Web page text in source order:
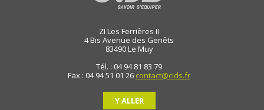
ZI Les Ferrières II
4 Bis Avenue des Genêts
83490Le Muy
Tél. : 04 94 81 83 79
Fax : 04 94 51 01 26 contact@cids.fr
Y ALLER